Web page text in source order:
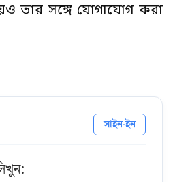
তার সঙ্গে যোগাযোগ করা
সাইন-ইন